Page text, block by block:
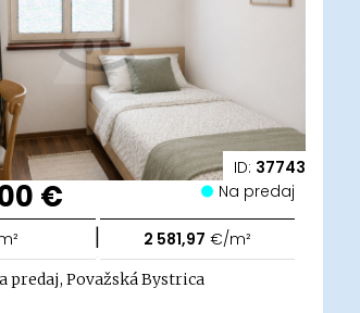
ID: 37743
€ Na predaj
| 2 581,97 €/m²
predaj, Považská Bystrica